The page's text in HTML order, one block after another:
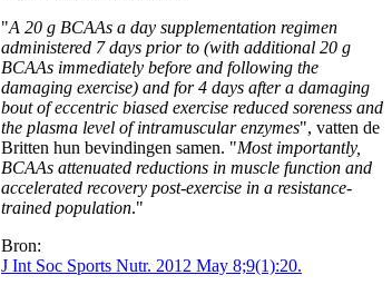
"A 20 g BCAAs a day supplementation regimen
administered 7 days prior to (with additional 20 g
BCAAs immediately before and following the
damaging exercise) and for 4 days after a damaging
bout of eccentric biased exercise reduced soreness and
the plasma level of intramuscular enzymes", vatten de
Britten hun bevindingen samen. "Most importantly,
BCAAs attenuated reductions in muscle function and
accelerated recovery post-exercise in a resistance-
trained population."
Bron:
J Int Soc Sports Nutr. 2012 May 8;9(1):20.